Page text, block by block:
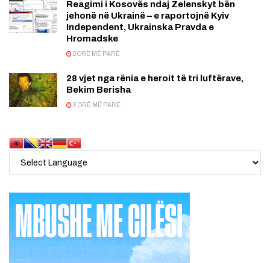
Reagimi i Kosovës ndaj Zelenskyt bën
jehonë në Ukrainë – e raportojnë Kyiv
Independent, Ukrainska Pravda e
Hromadske
2 ORË MË PARË
28 vjet nga rënia e heroit të tri luftërave,
Bekim Berisha
3 ORË MË PARË